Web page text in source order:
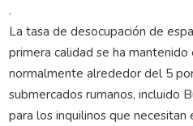
.
La tasa de desocupación de
primera calidad se ha mantenido
normalmente alrededor del 5
submercados rumanos, incluido
para los inquilinos que necesitan